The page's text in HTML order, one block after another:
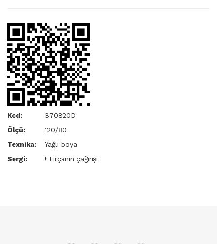
Kod:
B70820D
Ölçü:
120/80
Texnika:
Yağlı boya
Sərgi:
Fırçanın çağırışı